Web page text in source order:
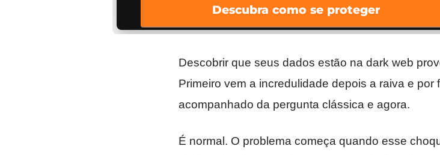
Descubra como se proteger
Descobrir que seus dados estão na dark web
Primeiro vem a incredulidade depois a raiva e por
acompanhado da pergunta clássica e agora.
É normal. O problema começa quando esse